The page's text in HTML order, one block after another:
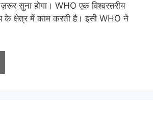
सुना होगा। WHO एक विश्वस्तरीय
के क्षेत्र में काम करती है। इसी WHO ने